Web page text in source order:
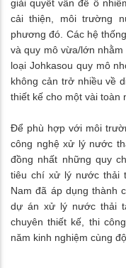
giải quyết vấn đề ô
cải thiện, môi trường
phương đó. Các hệ
và quy mô vừa/lớn
loại Johkasou quy mô
không cản trở nhiều về
thiết kế cho một vài toàn
Để phù hợp với môi
công nghệ xử lý nước
đồng nhất những quy
tiêu chí xử lý nước thải
Nam đã áp dụng thành
dự án xử lý nước thải
chuyên thiết kế, thi
năm kinh nghiệm cùng